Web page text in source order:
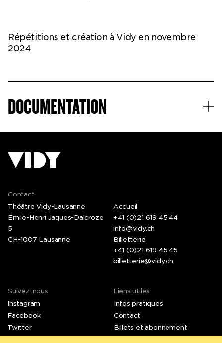
Répétitions et création à Vidy en novembre
2024
DOCUMENTATION
Contact
Théâtre Vidy-Lausanne
Emile-Henri Jaques-Dalcroze
5
CH-1007 Lausanne
Accueil
+41 (0)21 619 45 44
info@vidy.ch
Billetterie
+41 (0)21 619 45 45
billetterie@vidy.ch
Liens utiles
Infos pratiques
Contact
Billets et abonnement
Suivez-nous
Instagram
Facebook
Twitter